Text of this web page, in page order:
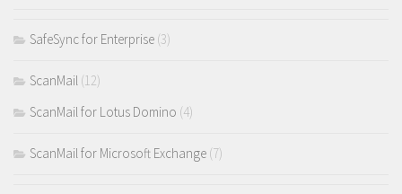
SafeSync for Enterprise (3)
ScanMail (12)
ScanMail for Lotus Domino (4)
ScanMail for Microsoft Exchange (7)